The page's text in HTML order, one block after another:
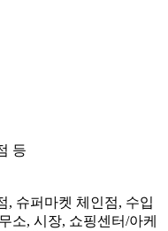
등
, 슈퍼마켓 체인점, 수입
소, 시장, 쇼핑센터/아케